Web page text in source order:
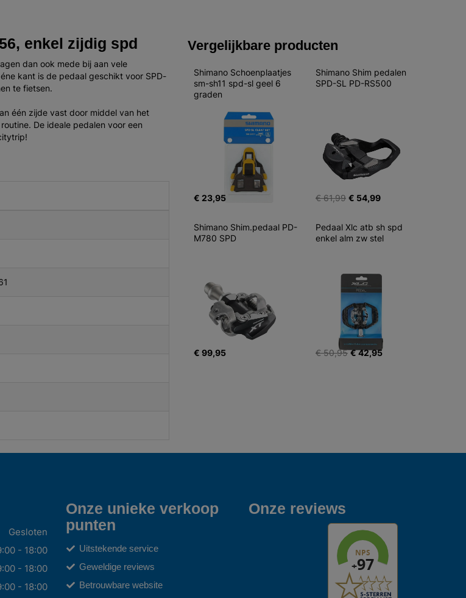
enkel zijdig spd
dan ook mede bij aan vele
kant is de pedaal geschikt voor SPD-
te fietsen.
één zijde vast door middel van het
De ideale pedalen voor een
Vergelijkbare producten
Shimano Schoenplaatjes
sm-sh11 spd-sl geel 6
graden
€ 23,95
Shimano Shim pedalen
SPD-SL PD-RS500
€ 61,99 € 54,99
Shimano Shim.pedaal PD-
M780 SPD
€ 99,95
Pedaal Xlc atb sh spd
enkel alm zw stel
€ 50,95 € 42,95
Gesloten
- 18:00
- 18:00
- 18:00
Onze unieke verkoop
punten
Uitstekende service
Geweldige reviews
Betrouwbare website
Onze reviews